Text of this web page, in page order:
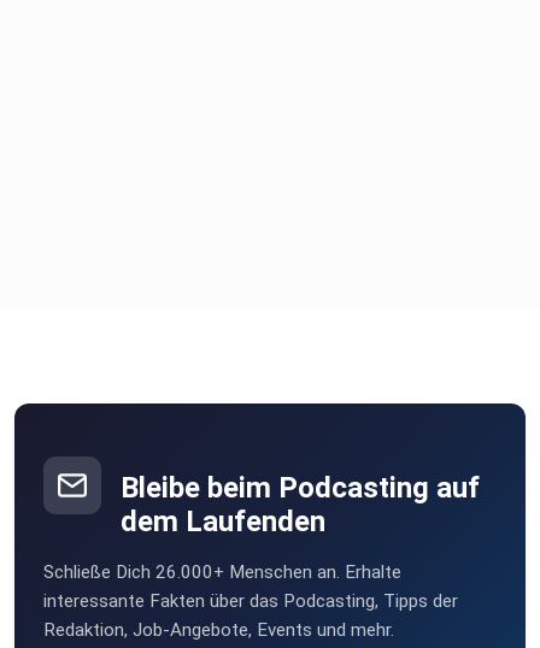
Bleibe beim Podcasting auf
dem Laufenden
Schließe Dich 26.000+ Menschen an. Erhalte
interessante Fakten über das Podcasting, Tipps der
Redaktion, Job-Angebote, Events und mehr.